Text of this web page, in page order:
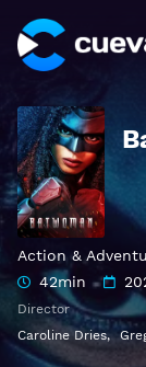
Action &
42min
Director
Caroline Dries,